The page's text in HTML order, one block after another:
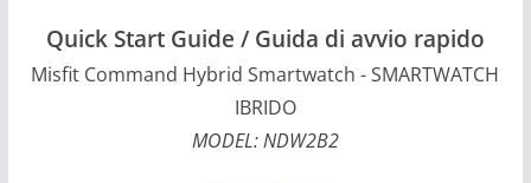
Quick Start Guide / Guida di avvio rapido
Misfit Command Hybrid Smartwatch - SMARTWATCH
IBRIDO
MODEL: NDW2B2